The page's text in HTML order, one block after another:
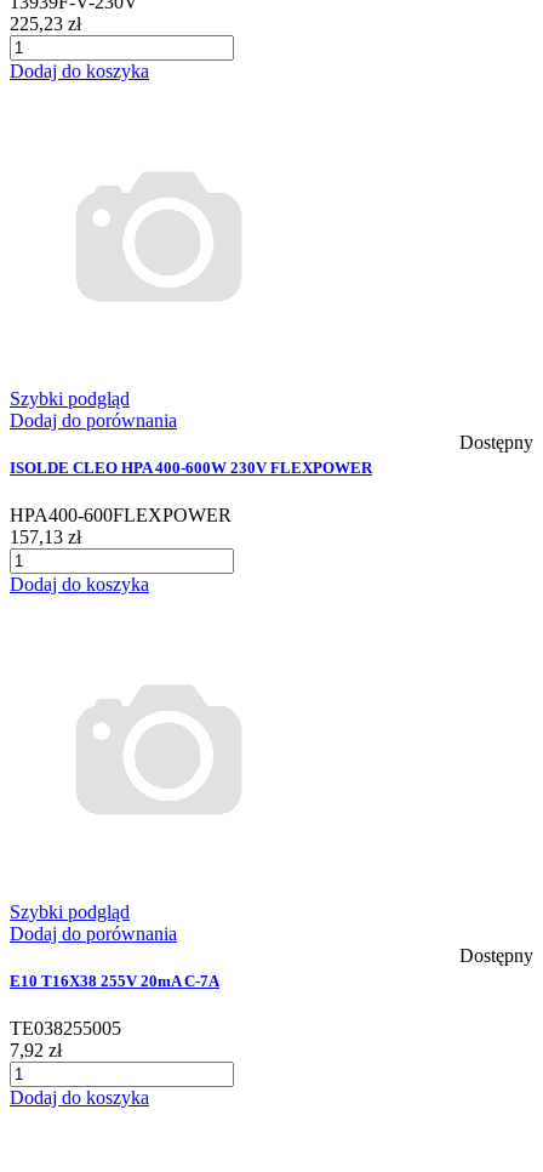
225,23 zł
Dodaj do koszyka
Szybki podgląd
Dodaj do porównania
Dostępny
ISOLDE CLEO HPA 400-600W 230V FLEXPOWER
HPA400-600FLEXPOWER
157,13 zł
Dodaj do koszyka
Szybki podgląd
Dodaj do porównania
Dostępny
E10 T16X38 255V 20mA C-7A
TE038255005
7,92 zł
Dodaj do koszyka